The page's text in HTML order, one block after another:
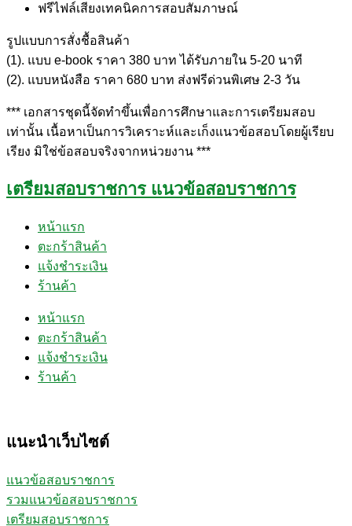
ฟรีไฟล์เสียงเทคนิคการสอบสัมภาษณ์
รูปแบบการสั่งชื้อสินค้า
(1). แบบ e-book ราคา 380 บาท ได้รับภายใน 5-20 นาที
(2). แบบหนังสือ ราคา 680 บาท ส่งฟรีด่วนพิเศษ 2-3 วัน
*** เอกสารชุดนี้จัดทำขึ้นเพื่อการศึกษาและการเตรียมสอบ
เท่านั้น เนื้อหาเป็นการวิเคราะห์และเก็งแนวข้อสอบโดยผู้เรียบ
เรียง มิใช่ข้อสอบจริงจากหน่วยงาน ***
เตรียมสอบราชการ แนวข้อสอบราชการ
หน้าแรก
ตะกร้าสินค้า
แจ้งชำระเงิน
ร้านค้า
หน้าแรก
ตะกร้าสินค้า
แจ้งชำระเงิน
ร้านค้า
แนะนำเว็บไซต์
แนวข้อสอบราชการ
รวมแนวข้อสอบราชการ
เตรียมสอบราชการ